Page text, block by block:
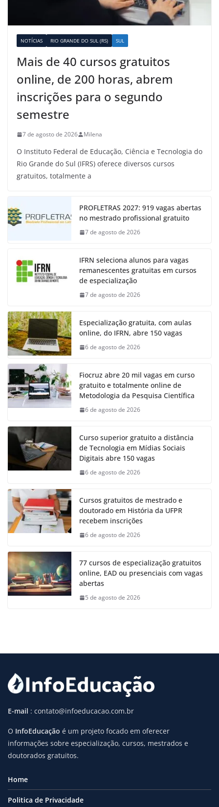
NOTÍCIAS RIO GRANDE DO SUL (RS) SUL
Mais de 40 cursos gratuitos
online, de 200 horas, abrem
inscrições para o segundo
semestre
7 de agosto de 2026 Milena
O Instituto Federal de Educação, Ciência e Tecnologia do
Rio Grande do Sul (IFRS) oferece diversos cursos
gratuitos, totalmente a
PROFLETRAS 2027: 919 vagas abertas
no mestrado profissional gratuito
7 de agosto de 2026
IFRN seleciona alunos para vagas
remanescentes gratuitas em cursos
de especialização
7 de agosto de 2026
Especialização gratuita, com aulas
online, do IFRN, abre 150 vagas
6 de agosto de 2026
Fiocruz abre 20 mil vagas em curso
gratuito e totalmente online de
Metodologia da Pesquisa Científica
6 de agosto de 2026
Curso superior gratuito a distância
de Tecnologia em Mídias Sociais
Digitais abre 150 vagas
6 de agosto de 2026
Cursos gratuitos de mestrado e
doutorado em História da UFPR
recebem inscrições
6 de agosto de 2026
77 cursos de especialização gratuitos
online, EAD ou presenciais com vagas
abertas
5 de agosto de 2026
E-mail : contato@infoeducacao.com.br
O InfoEducação é um projeto focado em oferecer
informações sobre especialização, cursos, mestrados e
doutorados gratuitos.
Home
Politica de Privacidade